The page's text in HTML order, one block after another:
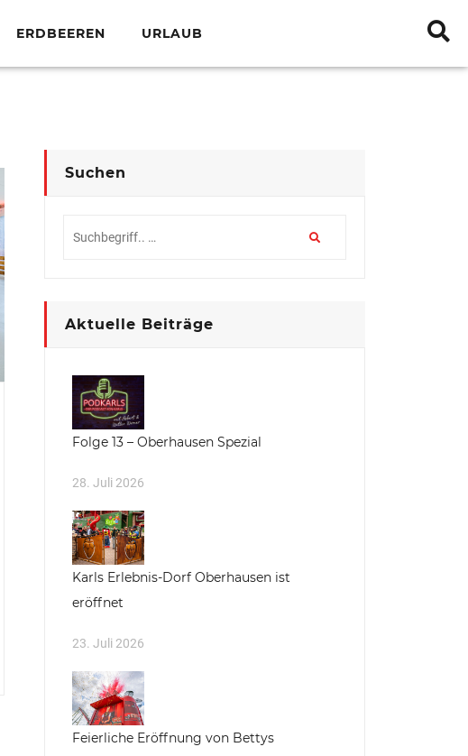
ERDBEEREN URLAUB
Suchen
Aktuelle Beiträge
Folge 13 – Oberhausen Spezial
28. Juli 2026
Karls Erlebnis-Dorf Oberhausen ist
eröffnet
23. Juli 2026
Feierliche Eröffnung von Bettys